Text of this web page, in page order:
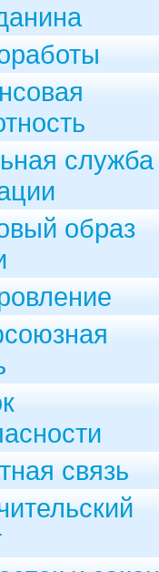
служба
образ
связь